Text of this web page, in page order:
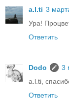
a.l.ti 3
Ура!
Ответить
Dodo
3
a.l.ti,
Ответить